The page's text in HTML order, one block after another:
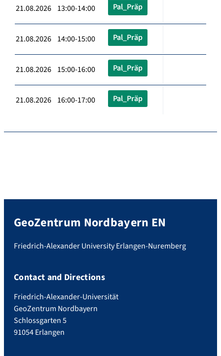
21.08.2026 13:00-14:00 Pal_Präp
21.08.2026 14:00-15:00 Pal_Präp
21.08.2026 15:00-16:00 Pal_Präp
21.08.2026 16:00-17:00 Pal_Präp
GeoZentrum Nordbayern EN
Friedrich-Alexander University Erlangen-Nuremberg
Contact and Directions
Friedrich-Alexander-Universität
GeoZentrum Nordbayern
Schlossgarten 5
91054 Erlangen